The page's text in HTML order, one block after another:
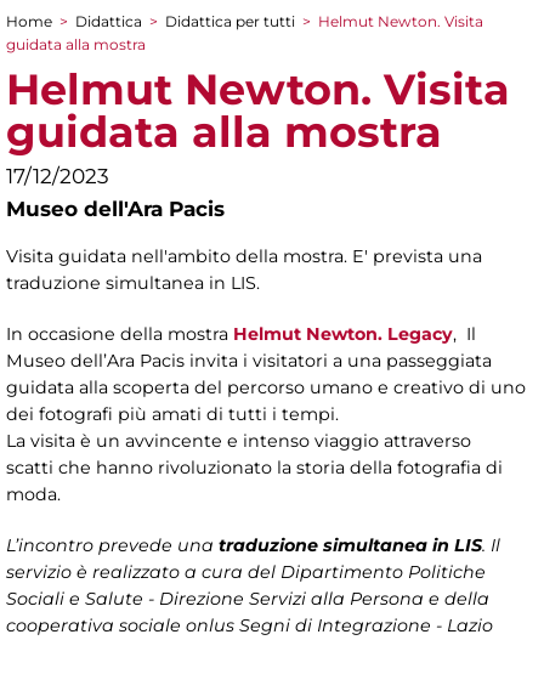
Tu sei qui
Home > Didattica > Didattica per tutti > Helmut Newton. Visita
guidata alla mostra
Helmut Newton. Visita
guidata alla mostra
17/12/2023
Museo dell'Ara Pacis
Visita guidata nell'ambito della mostra. E' prevista una
traduzione simultanea in LIS.
In occasione della mostra Helmut Newton. Legacy, Il
Museo dell’Ara Pacis invita i visitatori a una passeggiata
guidata alla scoperta del percorso umano e creativo di uno
dei fotografi più amati di tutti i tempi.
La visita è un avvincente e intenso viaggio attraverso
scatti che hanno rivoluzionato la storia della fotografia di
moda.
L’incontro prevede una traduzione simultanea in LIS. Il
servizio è realizzato a cura del Dipartimento Politiche
Sociali e Salute - Direzione Servizi alla Persona e della
cooperativa sociale onlus Segni di Integrazione - Lazio